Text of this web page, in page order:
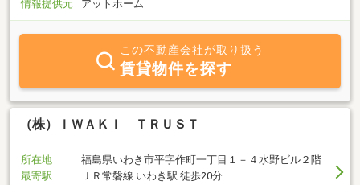
情報提供元
アットホーム
この不動産会社が取り扱う
賃貸物件を探す
（株）ＩＷＡＫＩ ＴＲＵＳＴ
所在地
福島県いわき市平字作町一丁目１－４水野ビル２階
最寄駅
ＪＲ常磐線 いわき駅 徒歩20分